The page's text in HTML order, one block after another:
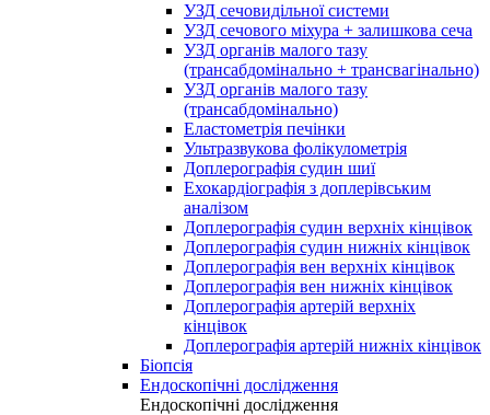
УЗД сечовидільної системи
УЗД сечового міхура + залишкова сеча
УЗД органів малого тазу
(трансабдомінально + трансвагінально)
УЗД органів малого тазу
(трансабдомінально)
Еластометрія печінки
Ультразвукова фолікулометрія
Доплерографія судин шиї
Ехокардіографія з доплерівським
аналізом
Доплерографія судин верхніх кінцівок
Доплерографія судин нижніх кінцівок
Доплерографія вен верхніх кінцівок
Доплерографія вен нижніх кінцівок
Доплерографія артерій верхніх
кінцівок
Доплерографія артерій нижніх кінцівок
Біопсія
Ендоскопічні дослідження
Ендоскопічні дослідження